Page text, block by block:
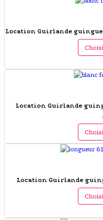
Location Guirlande
Location Guirlande
Location Guirlande